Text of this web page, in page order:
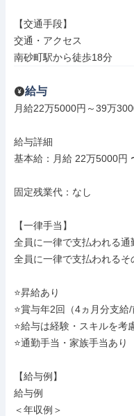
【交通手段】
交通・アクセス
南砂町駅から徒歩18分
給与
月給22万5000円～39万
給与詳細
基本給：月給 22万5000円
固定残業代：なし
【一律手当】
全員に一律で支払われる通
全員に一律で支払われるそ
⭐昇給あり
⭐賞与年2回（4ヵ月分支給/
⭐給与は経験・スキルを考
⭐通勤手当・家族手当あり
【給与例】
給与例
＜年収例＞